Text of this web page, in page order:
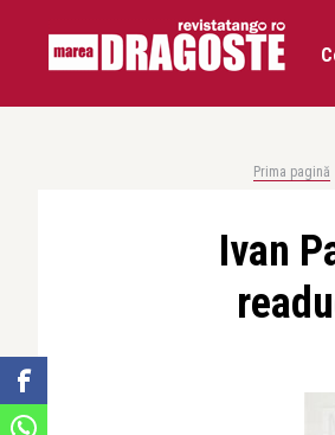
Prima pagină
Ivan